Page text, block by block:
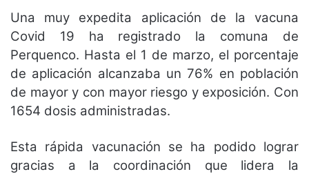
Una muy expedita aplicación de la vacuna
Covid 19 ha registrado la comuna de
Perquenco. Hasta el 1 de marzo, el porcentaje
de aplicación alcanzaba un 76% en población
de mayor y con mayor riesgo y exposición. Con
1654 dosis administradas.
Esta rápida vacunación se ha podido lograr
gracias a la coordinación que lidera la